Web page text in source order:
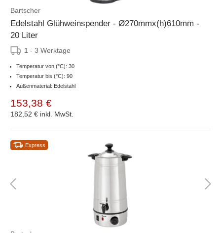
Bartscher
Edelstahl Glühweinspender - Ø270mmx(h)610mm -
20 Liter
1 - 3 Werktage
Temperatur von (°C): 30
Temperatur bis (°C): 90
Außenmaterial: Edelstahl
153,38 €
182,52 € inkl. MwSt.
Express